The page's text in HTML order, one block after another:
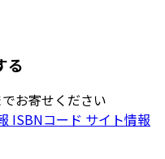
る
お寄せください
ISBNコード サイト情報